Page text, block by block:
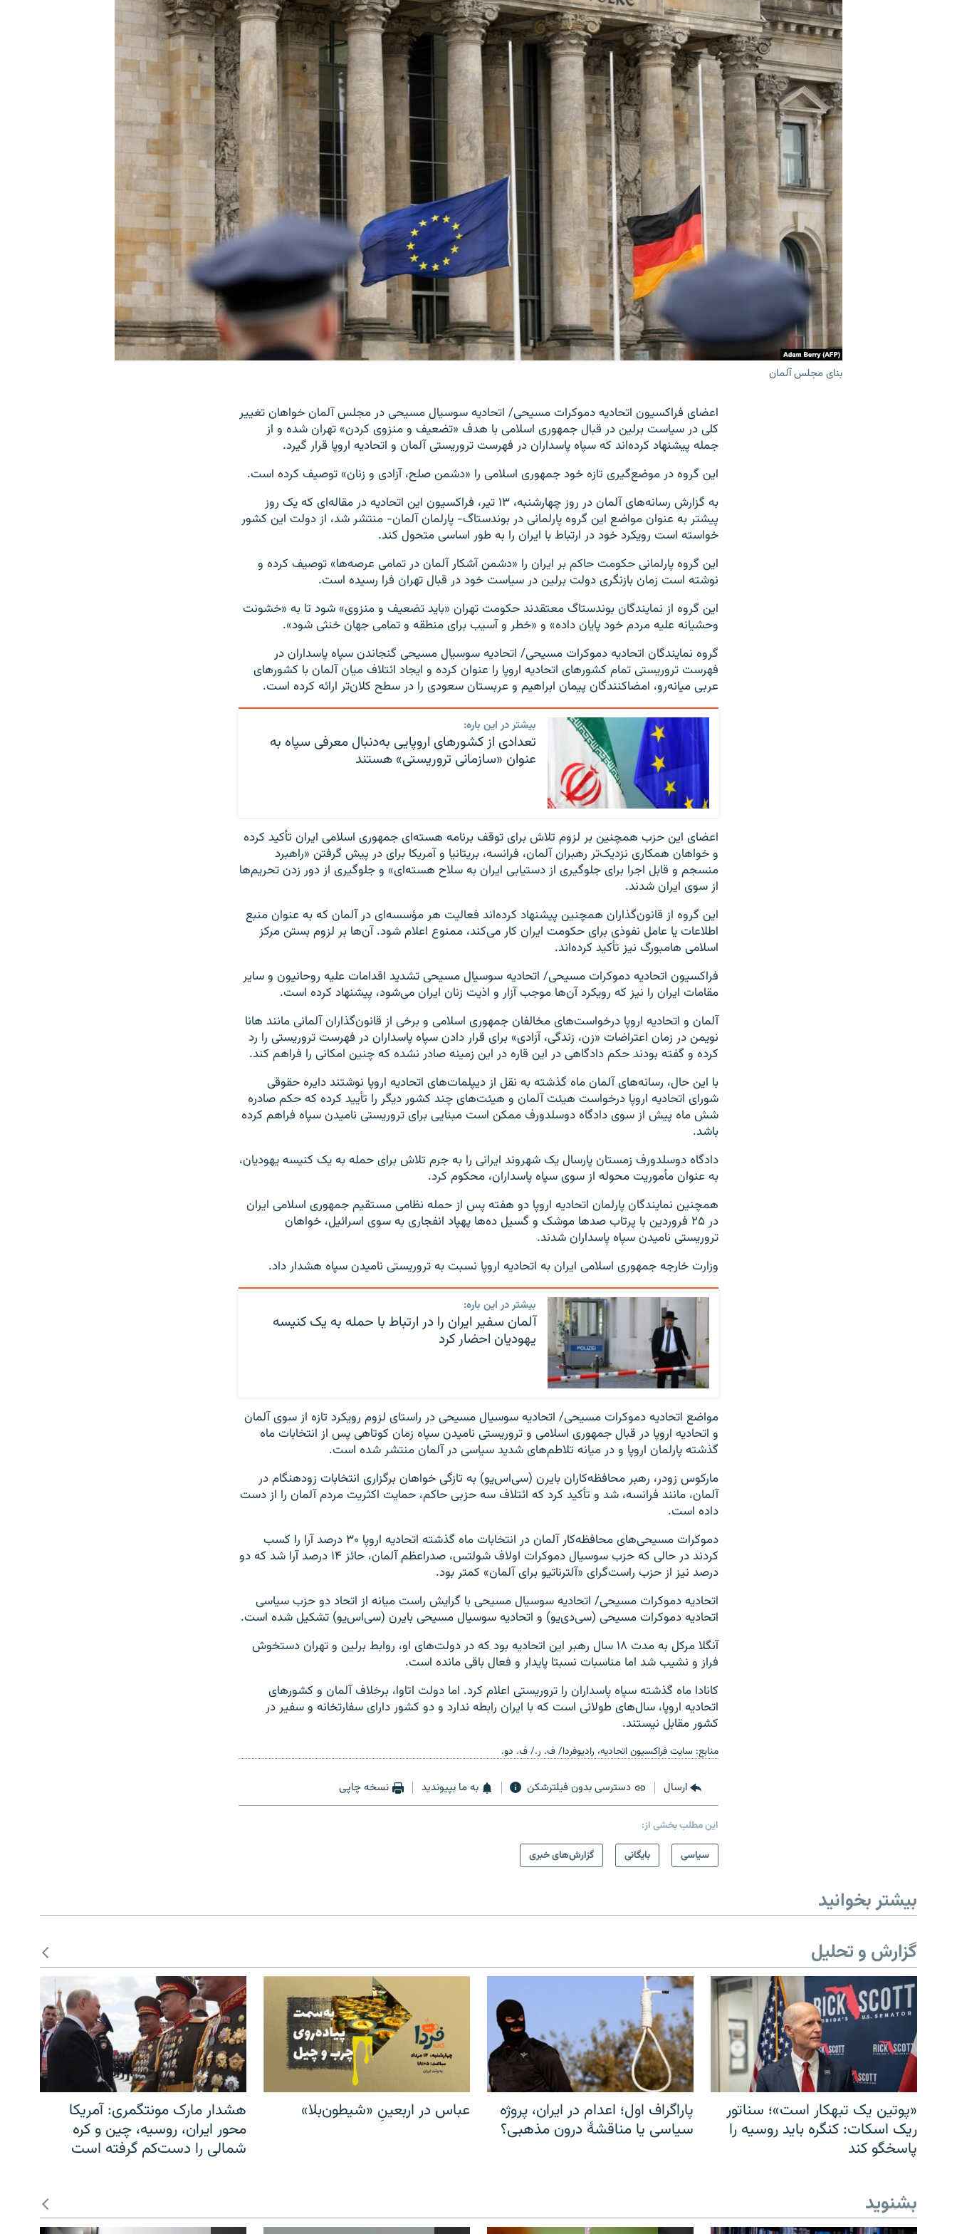
بنای مجلس آلمان
اعضای فراکسیون اتحادیه دموکرات مسیحی/ اتحادیه سوسیال مسیحی در مجلس آلمان خواهان تغییر
کلی در سیاست برلین در قبال جمهوری اسلامی با هدف «تضعیف و منزوی کردن» تهران شده‌ و از
جمله پیشنهاد کرده‌اند که سپاه پاسداران در فهرست تروریستی آلمان و اتحادیه اروپا قرار گیرد.
این گروه در موضع‌گیری تازه خود جمهوری اسلامی را «دشمن صلح، آزادی و زنان» توصیف کرده است.
به گزارش رسانه‌های آلمان در روز چهارشنبه، ۱۳ تیر، فراکسیون این اتحادیه در مقاله‌ای که یک روز
پیشتر به عنوان مواضع این گروه پارلمانی در بوندستاگ- پارلمان آلمان- منتشر شد، از دولت این کشور
خواسته است رویکرد خود در ارتباط با ایران را به طور اساسی متحول کند.
این گروه پارلمانی حکومت حاکم بر ایران را «دشمن آشکار آلمان در تمامی عرصه‌ها» توصیف کرده و
نوشته است زمان بازنگری دولت برلین در سیاست خود در قبال تهران فرا رسیده است.
این گروه از نمایندگان بوندستاگ معتقدند حکومت تهران «باید تضعیف و منزوی» شود تا به «خشونت
وحشیانه علیه مردم خود پایان داده» و «خطر و آسیب برای منطقه و تمامی جهان خنثی شود».
گروه نمایندگان اتحادیه دموکرات مسیحی/ اتحادیه سوسیال مسیحی گنجاندن سپاه پاسداران در
فهرست تروریستی تمام کشورهای اتحادیه اروپا را عنوان کرده و ایجاد ائتلاف میان آلمان با کشورهای
عربی میانه‌رو، امضاکنندگان پیمان ابراهیم و عربستان سعودی را در سطح کلان‌تر ارائه کرده است.
بیشتر در این باره:
تعدادی از کشورهای اروپایی به‌دنبال معرفی سپاه به
عنوان «سازمانی تروریستی» هستند
اعضای این حزب همچنین بر لزوم تلاش برای توقف برنامه هسته‌ای جمهوری اسلامی ایران تأکید کرده‌
و خواهان همکاری نزدیک‌تر رهبران آلمان، فرانسه، بریتانیا و آمریکا برای در پیش گرفتن «راهبرد
منسجم و قابل اجرا برای جلوگیری از دستیابی ایران به سلاح هسته‌ای» و جلوگیری از دور زدن تحریم‌ها
از سوی ایران شدند.
این گروه از قانون‌گذاران همچنین پیشنهاد کرده‌اند فعالیت هر مؤسسه‌ای در آلمان که به عنوان منبع
اطلاعات یا عامل نفوذی برای حکومت ایران کار می‌کند، ممنوع اعلام شود. آن‌ها بر لزوم بستن مرکز
اسلامی هامبورگ نیز تأکید کرده‌اند.
فراکسیون اتحادیه دموکرات مسیحی/ اتحادیه سوسیال مسیحی تشدید اقدامات علیه روحانیون و سایر
مقامات ایران را نیز که رویکرد آن‌ها موجب آزار و اذیت زنان ایران می‌شود، پیشنهاد کرده است.
آلمان و اتحادیه اروپا درخواست‌های مخالفان جمهوری اسلامی و برخی از قانون‌گذاران آلمانی مانند هانا
نویمن در زمان اعتراضات «زن، زندگی، آزادی» برای قرار دادن سپاه پاسداران در فهرست تروریستی را رد
کرده و گفته بودند حکم دادگاهی در این قاره در این زمینه صادر نشده که چنین امکانی را فراهم کند.
با این حال، رسانه‌های آلمان ماه گذشته به نقل از دیپلمات‌های اتحادیه اروپا نوشتند دایره حقوقی
شورای اتحادیه اروپا درخواست هیئت آلمان و هیئت‌های چند کشور دیگر را تأیید کرده که حکم صادره
شش ماه پیش از سوی دادگاه دوسلدورف ممکن است مبنایی برای تروریستی نامیدن سپاه فراهم کرده
باشد.
دادگاه دوسلدورف زمستان پارسال یک شهروند ایرانی را به جرم تلاش برای حمله به یک کنیسه یهودیان،
به عنوان مأموریت محوله از سوی سپاه پاسداران، محکوم کرد.
همچنین نمایندگان پارلمان اتحادیه اروپا دو هفته پس از حمله نظامی مستقیم جمهوری اسلامی ایران
در ۲۵ فروردین با پرتاب صدها موشک و گسیل ده‌ها پهپاد انفجاری به سوی اسرائیل، خواهان
تروریستی نامیدن سپاه پاسداران شدند.
وزارت خارجه جمهوری اسلامی ایران به اتحادیه اروپا نسبت به تروریستی نامیدن سپاه هشدار داد.
بیشتر در این باره:
آلمان سفیر ایران را در ارتباط با حمله به یک کنیسه
یهودیان احضار کرد
مواضع اتحادیه دموکرات مسیحی/ اتحادیه سوسیال مسیحی در راستای لزوم رویکرد تازه از سوی آلمان
و اتحادیه اروپا در قبال جمهوری اسلامی و تروریستی نامیدن سپاه زمان کوتاهی پس از انتخابات ماه
گذشته پارلمان اروپا و در میانه تلاطم‌های شدید سیاسی در آلمان منتشر شده است.
مارکوس زودر، رهبر محافظه‌کاران بایرن (سی‌اس‌یو) به تازگی خواهان برگزاری انتخابات زودهنگام در
آلمان، مانند فرانسه، شد و تأکید کرد که ائتلاف سه حزبی حاکم، حمایت اکثریت مردم آلمان را از دست
داده است.
دموکرات مسیحی‌های محافظه‌کار آلمان در انتخابات ماه گذشته اتحادیه اروپا ۳۰ درصد آرا را کسب
کردند در حالی که حزب سوسیال دموکرات اولاف شولتس، صدراعظم آلمان، حائز ۱۴ درصد آرا شد که دو
درصد نیز از حزب راست‌گرای «آلترناتیو برای آلمان» کمتر بود.
اتحادیه دموکرات مسیحی/ اتحادیه سوسیال مسیحی با گرایش راست میانه از اتحاد دو حزب سیاسی
اتحادیه دموکرات مسیحی (سی‌دی‌یو) و اتحادیه سوسیال مسیحی بایرن (سی‌اس‌یو) تشکیل شده است.
آنگلا مرکل به مدت ۱۸ سال رهبر این اتحادیه بود که در دولت‌های او، روابط برلین و تهران دستخوش
فراز و نشیب شد اما مناسبات نسبتا پایدار و فعال باقی مانده است.
کانادا ماه گذشته سپاه پاسداران را تروریستی اعلام کرد. اما دولت اتاوا، برخلاف آلمان و کشورهای
اتحادیه اروپا، سال‌های طولانی است که با ایران رابطه ندارد و دو کشور دارای سفارتخانه و سفیر در
کشور مقابل نیستند.
منابع: سایت فراکسیون اتحادیه، رادیوفردا/ ف. ر./ ف. دو.
ارسال دسترسی بدون فیلترشکن به ما بپیوندید نسخه چاپی
این مطلب بخشی از:
سیاسی
بایگانی گزارش‌های خبری
بیشتر بخوانید
گزارش و تحلیل
«پوتین یک تبهکار است»؛ سناتور
ریک اسکات: کنگره باید روسیه را
پاسخگو کند
پاراگراف اول؛ اعدام در ایران، پروژه
سیاسی یا مناقشهٔ درون مذهبی؟
عباس در اربعینِ «شیطون‌بلا»
هشدار مارک مونتگمری: آمریکا
محور ایران، روسیه، چین و کره
شمالی را دست‌کم گرفته است
بشنوید